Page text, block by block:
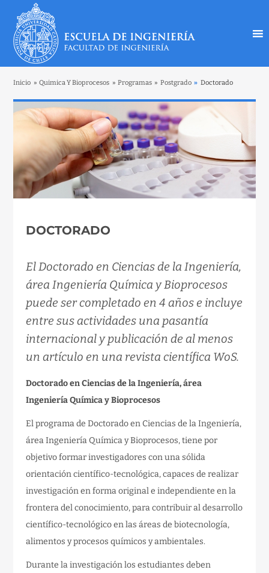
Inicio » Quimica Y Bioprocesos » Programas » Postgrado » Doctorado
DOCTORADO
El Doctorado en Ciencias de la Ingeniería,
área Ingeniería Química y Bioprocesos
puede ser completado en 4 años e incluye
entre sus actividades una pasantía
internacional y publicación de al menos
un artículo en una revista científica WoS.
Doctorado en Ciencias de la Ingeniería, área
Ingeniería Química y Bioprocesos
El programa de Doctorado en Ciencias de la Ingeniería,
área Ingeniería Química y Bioprocesos, tiene por
objetivo formar investigadores con una sólida
orientación científico-tecnológica, capaces de realizar
investigación en forma original e independiente en la
frontera del conocimiento, para contribuir al desarrollo
científico-tecnológico en las áreas de biotecnología,
alimentos y procesos químicos y ambientales.
Durante la investigación los estudiantes deben